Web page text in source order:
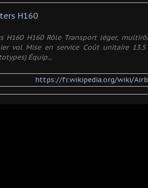
H160
H160 H160 Rôle Transport léger,
vol Mise en service Coût unitaire
Équip...
https://fr.wikipedia.org/wiki/